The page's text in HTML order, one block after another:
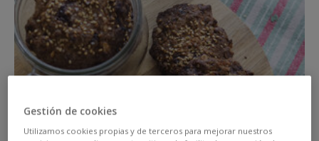
Gestión de cookies
Utilizamos cookies propias y de terceros para mejorar nuestros